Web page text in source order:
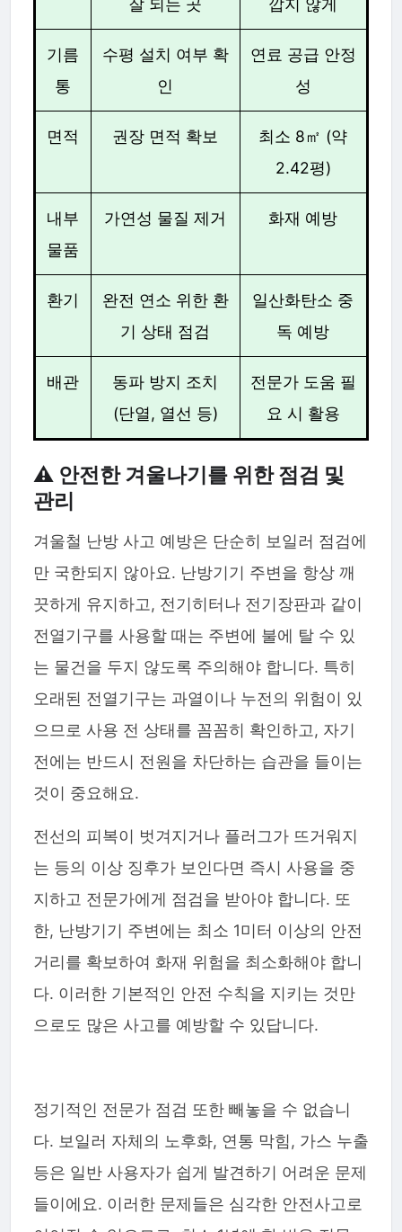
기름
통
수평 설치 여부 확
인
연료 공급 안정
성
면적 권장 면적 확보
최소 8㎡ (약
2.42평)
내부
물품
가연성 물질 제거 화재 예방
환기
완전 연소 위한 환
기 상태 점검
일산화탄소 중
독 예방
배관
동파 방지 조치
(단열, 열선 등)
전문가 도움 필
요 시 활용
⚠️ 안전한 겨울나기를 위한 점검 및
관리
겨울철 난방 사고 예방은 단순히 보일러 점검에
만 국한되지 않아요. 난방기기 주변을 항상 깨
끗하게 유지하고, 전기히터나 전기장판과 같이
전열기구를 사용할 때는 주변에 불에 탈 수 있
는 물건을 두지 않도록 주의해야 합니다. 특히
오래된 전열기구는 과열이나 누전의 위험이 있
으므로 사용 전 상태를 꼼꼼히 확인하고, 자기
전에는 반드시 전원을 차단하는 습관을 들이는
것이 중요해요.
전선의 피복이 벗겨지거나 플러그가 뜨거워지
는 등의 이상 징후가 보인다면 즉시 사용을 중
지하고 전문가에게 점검을 받아야 합니다. 또
한, 난방기기 주변에는 최소 1미터 이상의 안전
거리를 확보하여 화재 위험을 최소화해야 합니
다. 이러한 기본적인 안전 수칙을 지키는 것만
으로도 많은 사고를 예방할 수 있답니다.
정기적인 전문가 점검 또한 빼놓을 수 없습니
다. 보일러 자체의 노후화, 연통 막힘, 가스 누출
등은 일반 사용자가 쉽게 발견하기 어려운 문제
들이에요. 이러한 문제들은 심각한 안전사고로